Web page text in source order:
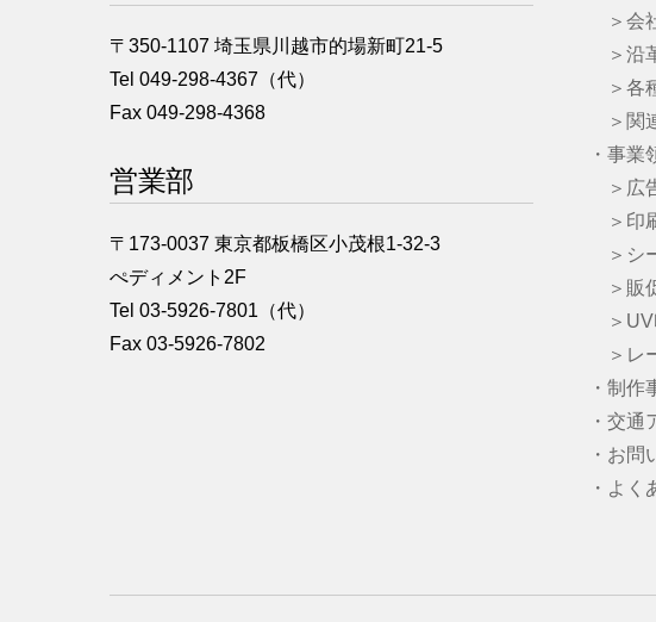
〒350-1107 埼玉県川越市的場新町21-5
Tel 049-298-4367（代）
Fax 049-298-4368
営業部
〒173-0037 東京都板橋区小茂根1-32-3
ぺディメント2F
Tel 03-5926-7801（代）
Fax 03-5926-7802
＞会
＞沿
＞各
＞関
・事業
＞広
＞印
＞シ
＞販
＞UV
＞レ
・制作
・交通
・お問
・よく